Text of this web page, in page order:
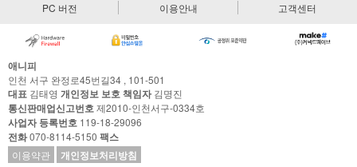
PC 버전 이용안내 고객센터
애니피
인천 서구 완정로45번길34 , 101-501
대표 김태영 개인정보 보호 책임자김명진
통신판매업신고번호제2010-인천서구-0334호
사업자 등록번호 119-18-29096
전화070-8114-5150 팩스
이용약관 개인정보처리방침